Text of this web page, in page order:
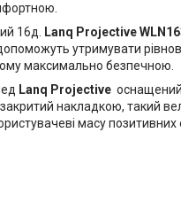
16д.
Lanq Projective
утримувати
максимально безпечною.
Lanq Projective
накладкою, такий
масу